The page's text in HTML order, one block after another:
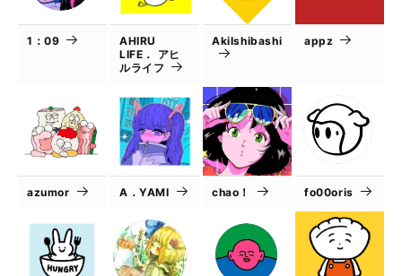
1：09
AHIRU
LIFE． アヒ
ルライフ
AkiIshibashi appz
azumor A．YAMI chao！ fo00oris